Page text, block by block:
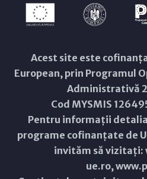
Acest site este
European, prin Programul
Administrativă
Cod MYSMIS
Pentru informații
programe cofinanțate de
invităm să vizitați:
ue.ro,